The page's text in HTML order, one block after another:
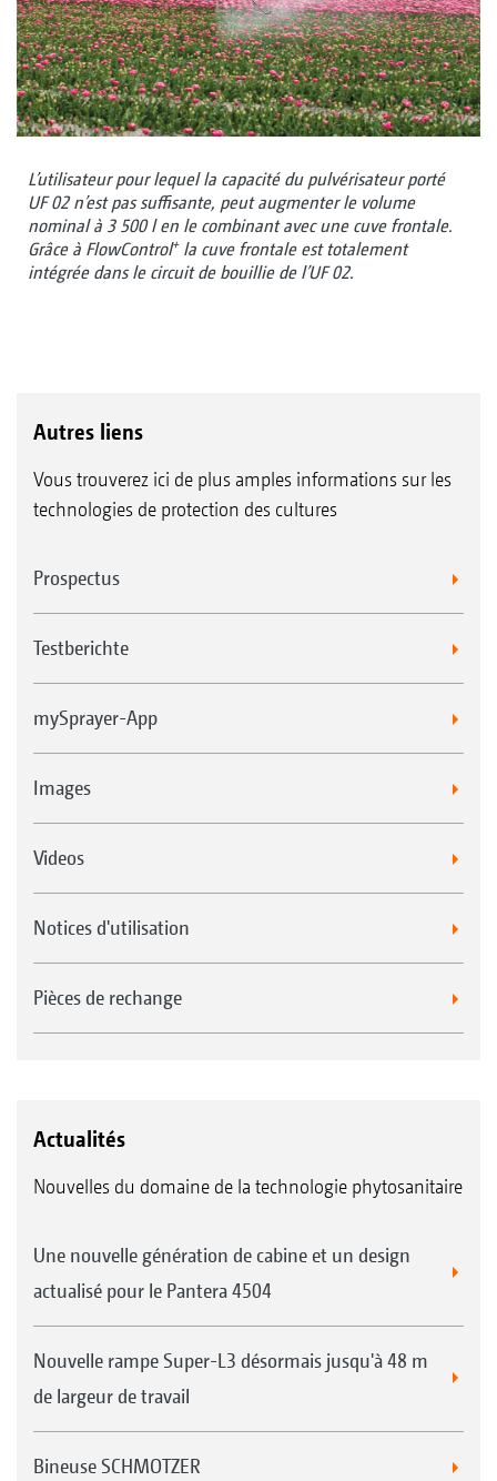
L’utilisateur pour lequel la capacité du pulvérisateur porté
UF 02 n’est pas suffisante, peut augmenter le volume
nominal à 3 500 l en le combinant avec une cuve frontale.
Grâce à FlowControl+la cuve frontale est totalement
intégrée dans le circuit de bouillie de l’UF 02.
Autres liens
Vous trouverez ici de plus amples informations sur les
technologies de protection des cultures
Prospectus
Testberichte
mySprayer-App
Images
Videos
Notices d'utilisation
Pièces de rechange
Actualités
Nouvelles du domaine de la technologie phytosanitaire
Une nouvelle génération de cabine et un design
actualisé pour le Pantera 4504
Nouvelle rampe Super-L3 désormais jusqu'à 48 m
de largeur de travail
Bineuse SCHMOTZER